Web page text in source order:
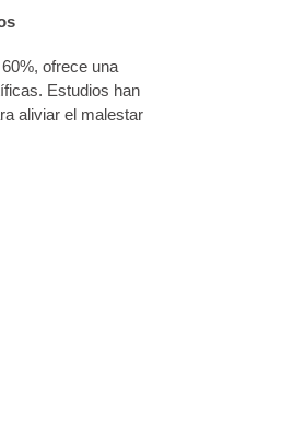
ofrece una
Estudios han
aliviar el malestar